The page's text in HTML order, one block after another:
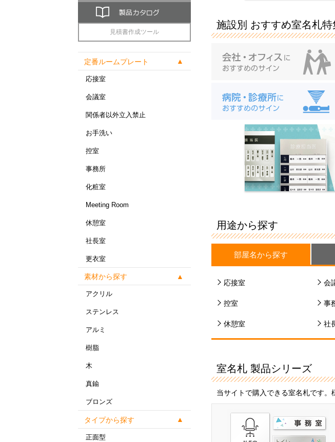
見積書作成ツール
定番ルームプレート
応接室
会議室
関係者以外立入禁止
お手洗い
控室
事務所
化粧室
Meeting Room
休憩室
社長室
更衣室
素材から探す
アクリル
ステンレス
アルミ
樹脂
木
真鍮
ブロンズ
タイプから探す
正面型
施設別 おすすめ室名札特
用途から探す
部屋名から探す
応接室 会
控室 事
休憩室 社
室名札 製品シリーズ
当サイトで購入できる室名札です。